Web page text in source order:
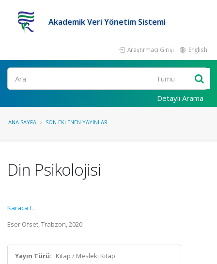
Akademik Veri Yönetim Sistemi
Araştırmacı Girişi English
Ara
Detaylı Arama
ANA SAYFA SON EKLENEN YAYINLAR
Din Psikolojisi
Karaca F.
Eser Ofset, Trabzon, 2020
Yayın Türü: Kitap / Mesleki Kitap